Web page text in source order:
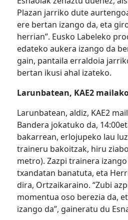
Plazan jarriko dute
ere bertan izango da, eta
herrian”. Eusko Labeleko
edateko aukera izango da
gain, pantaila erraldoia
bertan ikusi ahal izateko.
Larunbatean, KAE2
Larunbatean, aldiz, KAE2
Bandera jokatuko da,
bakarrean, erlojupeko lau
traineru bakoitzak, hiru
metro). Zazpi trainera
txandatan banatuta, eta
dira, Ortzaikaraino. “Zubi
momentua oso berezia da,
izango da”, gaineratu du